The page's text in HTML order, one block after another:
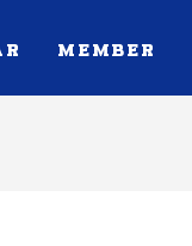
MEMBER